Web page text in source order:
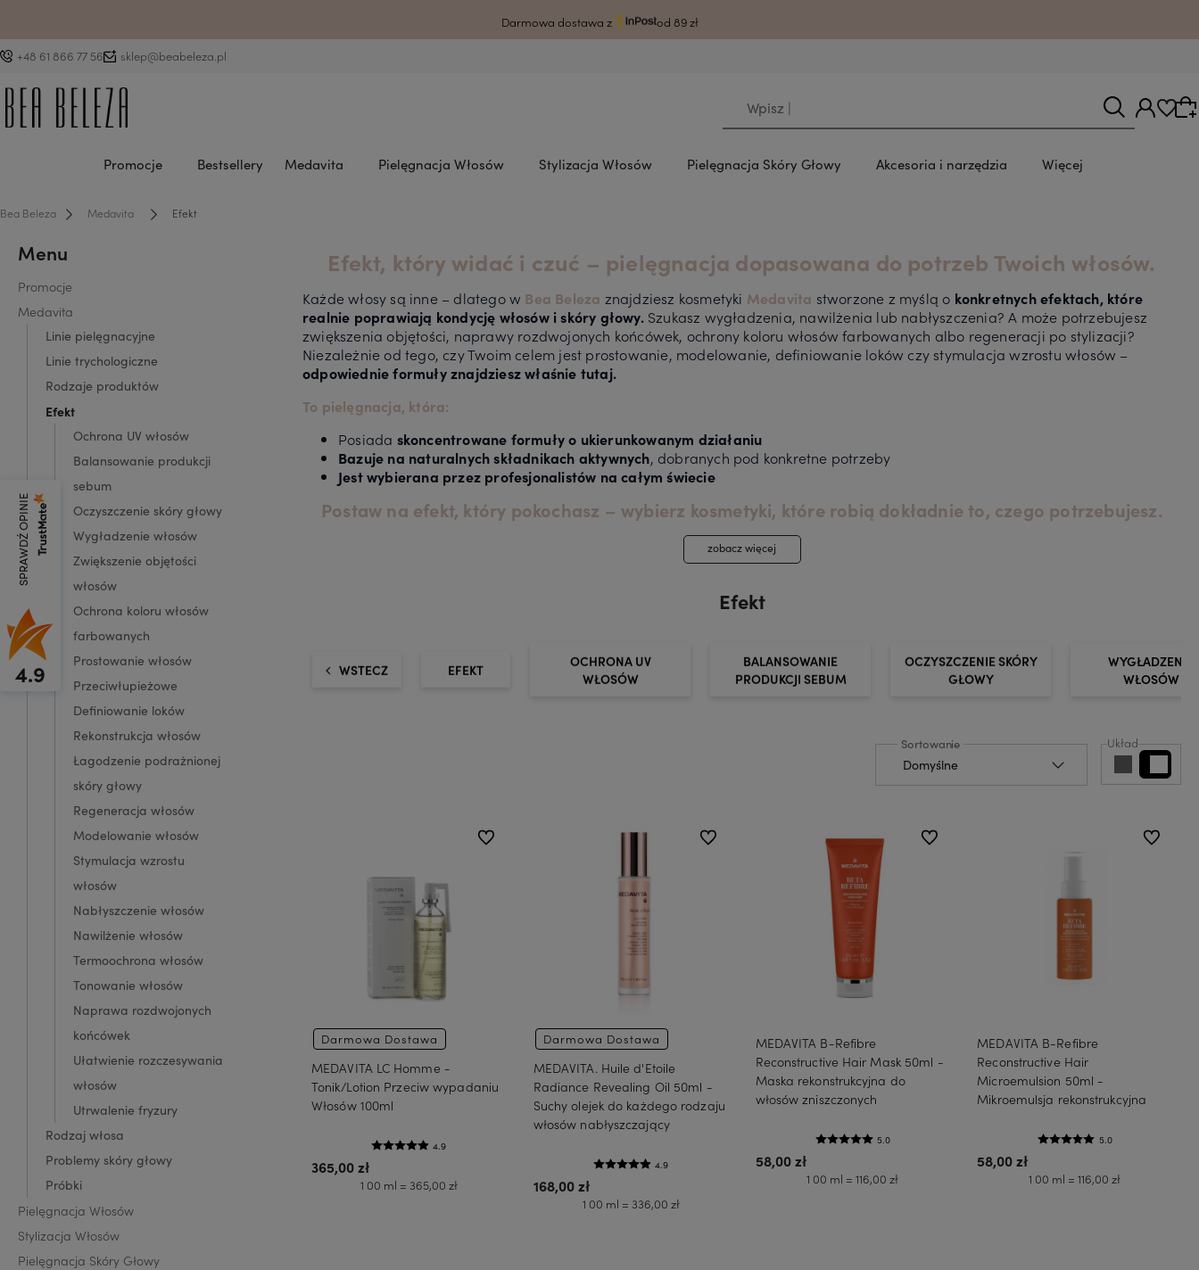
Drodzy klienci ze względu na awarię systemu czas wysyłki może ulec wydłużeniu.
Darmowa dostawa z od 89 zł
+48 61 866 77 56 sklep@beabeleza.pl
lub zaloguj się, aby przywrócić dodane
Promocje Bestsellery Medavita Pielęgnacja Włosów Stylizacja Włosów Pielęgnacja Skóry Głowy Akcesoria i narzędzia Więcej
Bea Beleza Medavita Efekt
Menu
Promocje
Medavita
Linie pielęgnacyjne
Linie trychologiczne
Rodzaje produktów
Efekt
Ochrona UV włosów
Balansowanie produkcji
sebum
Oczyszczenie skóry głowy
Wygładzenie włosów
Zwiększenie objętości
włosów
Ochrona koloru włosów
farbowanych
Prostowanie włosów
Przeciwłupieżowe
Definiowanie loków
Rekonstrukcja włosów
Łagodzenie podrażnionej
skóry głowy
Regeneracja włosów
Modelowanie włosów
Stymulacja wzrostu
włosów
Nabłyszczenie włosów
Nawilżenie włosów
Termoochrona włosów
Tonowanie włosów
Naprawa rozdwojonych
końcówek
Ułatwienie rozczesywania
włosów
Utrwalenie fryzury
Rodzaj włosa
Problemy skóry głowy
Próbki
Pielęgnacja Włosów
Stylizacja Włosów
Pielęgnacja Skóry Głowy
Efekt, który widać i czuć – pielęgnacja dopasowana do potrzeb Twoich włosów.
Każde włosy są inne – dlatego w Bea Beleza znajdziesz kosmetyki Medavita stworzone z myślą o konkretnych efektach, które
realnie poprawiają kondycję włosów i skóry głowy.Szukasz wygładzenia, nawilżenia lub nabłyszczenia? A może potrzebujesz
zwiększenia objętości, naprawy rozdwojonych końcówek, ochrony koloru włosów farbowanych albo regeneracji po stylizacji?
Niezależnie od tego, czy Twoim celem jest prostowanie, modelowanie, definiowanie loków czy stymulacja wzrostu włosów –
odpowiednie formuły znajdziesz właśnie tutaj.
To pielęgnacja, która:
Posiada skoncentrowane formuły o ukierunkowanym działaniu
Bazuje na naturalnych składnikach aktywnych, dobranych pod konkretne potrzeby
Jest wybierana przez profesjonalistów na całym świecie
Postaw na efekt, który pokochasz – wybierz kosmetyki, które robią dokładnie to, czego potrzebujesz.
zobacz więcej
Efekt
WSTECZ EFEKT
OCHRONA UV
WŁOSÓW
BALANSOWANIE
PRODUKCJI SEBUM
OCZYSZCZENIE SKÓRY
GŁOWY
WYGŁADZENIE
WŁOSÓW
Układ
Darmowa Dostawa
MEDAVITA LC Homme -
Tonik/Lotion Przeciw wypadaniu
Włosów 100ml
4.9
365,00 zł
1 00 ml = 365,00 zł
do ulubionych
Darmowa Dostawa
MEDAVITA. Huile d'Etoile
Radiance Revealing Oil 50ml -
Suchy olejek do każdego rodzaju
włosów nabłyszczający
4.9
168,00 zł
1 00 ml = 336,00 zł
do ulubionych
MEDAVITA B-Refibre
Reconstructive Hair Mask 50ml -
Maska rekonstrukcyjna do
włosów zniszczonych
5.0
58,00 zł
1 00 ml = 116,00 zł
do ulubionych
MEDAVITA B-Refibre
Reconstructive Hair
Microemulsion 50ml -
Mikroemulsja rekonstrukcyjna
5.0
58,00 zł
1 00 ml = 116,00 zł
do
SPRAWDŹ OPINIE
4.9